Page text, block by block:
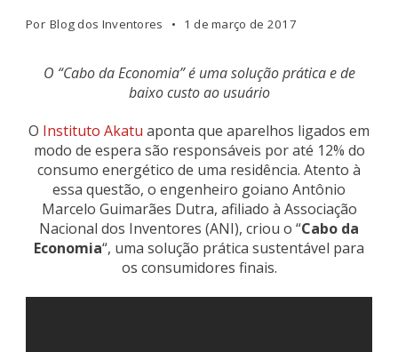
Por Blog dos Inventores 1 de março de 2017
O “Cabo da Economia” é uma solução prática e de
baixo custo ao usuário
O Instituto Akatu aponta que aparelhos ligados em
modo de espera são responsáveis por até 12% do
consumo energético de uma residência. Atento à
essa questão, o engenheiro goiano Antônio
Marcelo Guimarães Dutra, afiliado à Associação
Nacional dos Inventores (ANI), criou o “Cabo da
Economia“, uma solução prática sustentável para
os consumidores finais.